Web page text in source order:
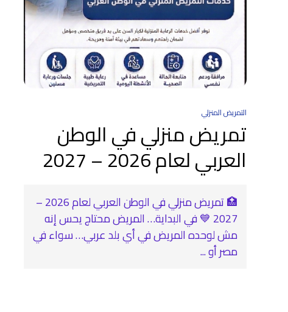
التمريض المنزلي
تمريض منزلي في الوطن
العربي لعام 2026 – 2027
🏥 تمريض منزلي في الوطن العربي لعام 2026 –
2027 💙 في البداية… المريض محتاج يحس إنه
مش لوحده المريض في أي بلد عربي… سواء في
مصر أو ...